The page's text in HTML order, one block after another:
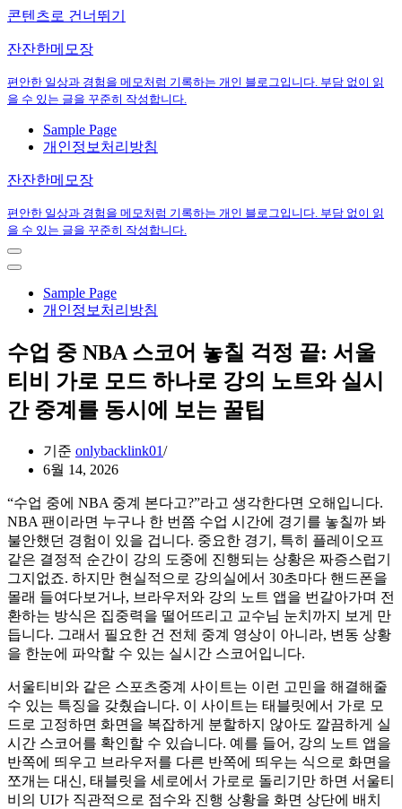
콘텐츠로 건너뛰기
잔잔한메모장
편안한 일상과 경험을 메모처럼 기록하는 개인 블로그입니다. 부담 없이 읽
을 수 있는 글을 꾸준히 작성합니다.
Sample Page
개인정보처리방침
잔잔한메모장
편안한 일상과 경험을 메모처럼 기록하는 개인 블로그입니다. 부담 없이 읽
을 수 있는 글을 꾸준히 작성합니다.
내
비
뉴
내
메
뉴
Sample Page
개인정보처리방침
수업 중 NBA 스코어 놓칠 걱정 끝: 서울
티비 가로 모드 하나로 강의 노트와 실시
간 중계를 동시에 보는 꿀팁
기준 onlybacklink01
6월 14, 2026
“수업 중에 NBA 중계 본다고?”라고 생각한다면 오해입니다.
NBA 팬이라면 누구나 한 번쯤 수업 시간에 경기를 놓칠까 봐
불안했던 경험이 있을 겁니다. 중요한 경기, 특히 플레이오프
같은 결정적 순간이 강의 도중에 진행되는 상황은 짜증스럽기
그지없죠. 하지만 현실적으로 강의실에서 30초마다 핸드폰을
몰래 들여다보거나, 브라우저와 강의 노트 앱을 번갈아가며 전
환하는 방식은 집중력을 떨어뜨리고 교수님 눈치까지 보게 만
듭니다. 그래서 필요한 건 전체 중계 영상이 아니라, 변동 상황
을 한눈에 파악할 수 있는 실시간 스코어입니다.
서울티비와 같은 스포츠중계 사이트는 이런 고민을 해결해줄
수 있는 특징을 갖췄습니다. 이 사이트는 태블릿에서 가로 모
드로 고정하면 화면을 복잡하게 분할하지 않아도 깔끔하게 실
시간 스코어를 확인할 수 있습니다. 예를 들어, 강의 노트 앱을
반쪽에 띄우고 브라우저를 다른 반쪽에 띄우는 식으로 화면을
쪼개는 대신, 태블릿을 세로에서 가로로 돌리기만 하면 서울티
비의 UI가 직관적으로 점수와 진행 상황을 화면 상단에 배치